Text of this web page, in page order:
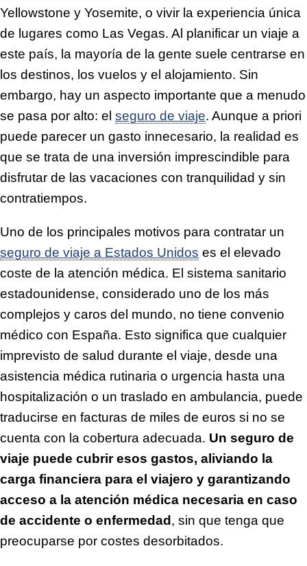
Yellowstone y Yosemite, o vivir la experiencia única
de lugares como Las Vegas. Al planificar un viaje a
este país, la mayoría de la gente suele centrarse en
los destinos, los vuelos y el alojamiento. Sin
embargo, hay un aspecto importante que a menudo
se pasa por alto: el seguro de viaje. Aunque a priori
puede parecer un gasto innecesario, la realidad es
que se trata de una inversión imprescindible para
disfrutar de las vacaciones con tranquilidad y sin
contratiempos.
Uno de los principales motivos para contratar un
seguro de viaje a Estados Unidos es el elevado
coste de la atención médica. El sistema sanitario
estadounidense, considerado uno de los más
complejos y caros del mundo, no tiene convenio
médico con España. Esto significa que cualquier
imprevisto de salud durante el viaje, desde una
asistencia médica rutinaria o urgencia hasta una
hospitalización o un traslado en ambulancia, puede
traducirse en facturas de miles de euros si no se
cuenta con la cobertura adecuada. Un seguro de
viaje puede cubrir esos gastos, aliviando la
carga financiera para el viajero y garantizando
acceso a la atención médica necesaria en caso
de accidente o enfermedad , sin que tenga que
preocuparse por costes desorbitados.